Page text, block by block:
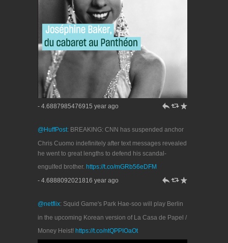
- 4.6887985476915 year ago h J R
@HuffPost: BREAKING: CNN has suspended anchor
Chris Cuomo indefinitely after text messages revealed
he went to great lengths to defend his scandal-
engulfed brother. https://t.co/mGRb56eDFM
- 4.6888092021816 year ago
h J R
@netflix: Squid Game's Park Hae-soo will play Berlin
in the upcoming Korean version of La Casa de Papel /
Money Heist! https://t.co/ntQPPIOaOt